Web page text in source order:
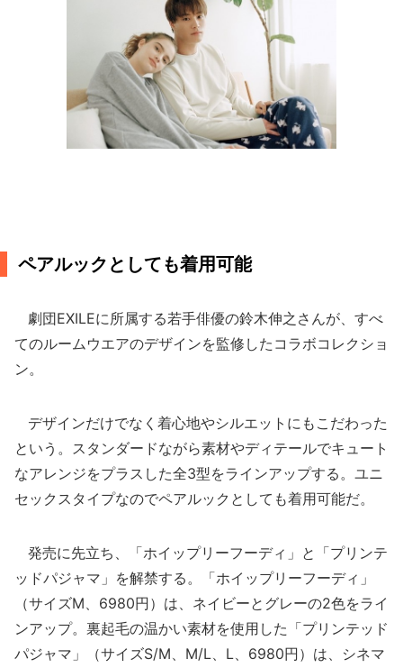
ペアルックとしても着用可能
てのルームウエアのデザインを監修したコラボコレクショ
ン。
デザインだけでなく着心地やシルエットにもこだわった
なアレンジをプラスした全3型をラインアップする。ユニ
セックスタイプなのでペアルックとしても着用可能だ。
発売に先立ち、「ホイップリーフーディ」と「プリンテ
ッドパジャマ」を解禁する。「ホイップリーフーディ」